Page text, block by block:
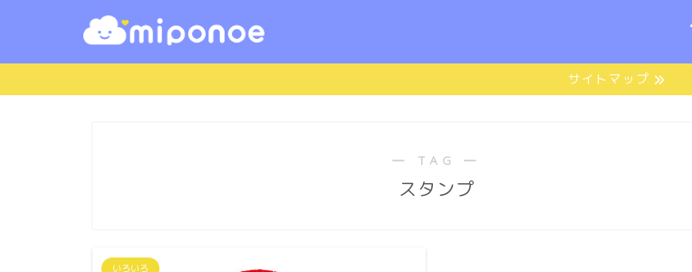
サイトマップ
― TAG ―
スタンプ
いろいろ